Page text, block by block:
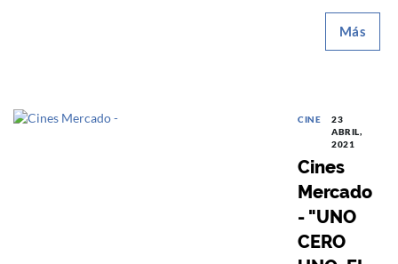
Más
CINE
23
ABRIL,
2021
Cines
Mercado
- "UNO
CERO